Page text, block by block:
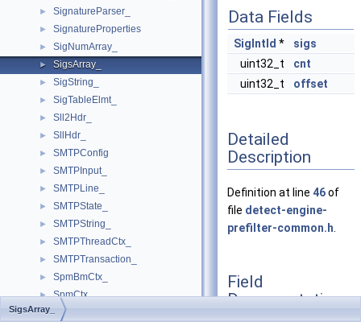
► SignatureParser_
► SignatureProperties
► SigNumArray_
► SigsArray_
► SigString_
► SigTableElmt_
► Sll2Hdr_
► SllHdr_
► SMTPConfig
► SMTPInput_
► SMTPLine_
► SMTPState_
► SMTPString_
► SMTPThreadCtx_
► SMTPTransaction_
► SpmBmCtx_
► SpmCtx_
► SpmGlobalThreadCtx_
Data Fields
SigIntId *
sigs
uint32_t
cnt
uint32_t
offset
Detailed
Description
Definition at line 46of
file detect-engine-
prefilter-common.h
Field
Documentation
SigsArray_